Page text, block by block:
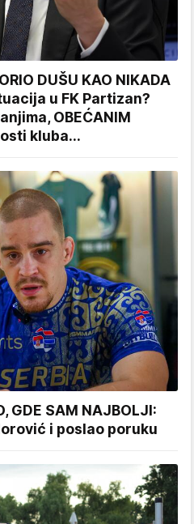
DUŠU KAO NIKADA
u FK Partizan?
OBEĆANIM
kluba...
GDE SAM NAJBOLJI:
i poslao poruku